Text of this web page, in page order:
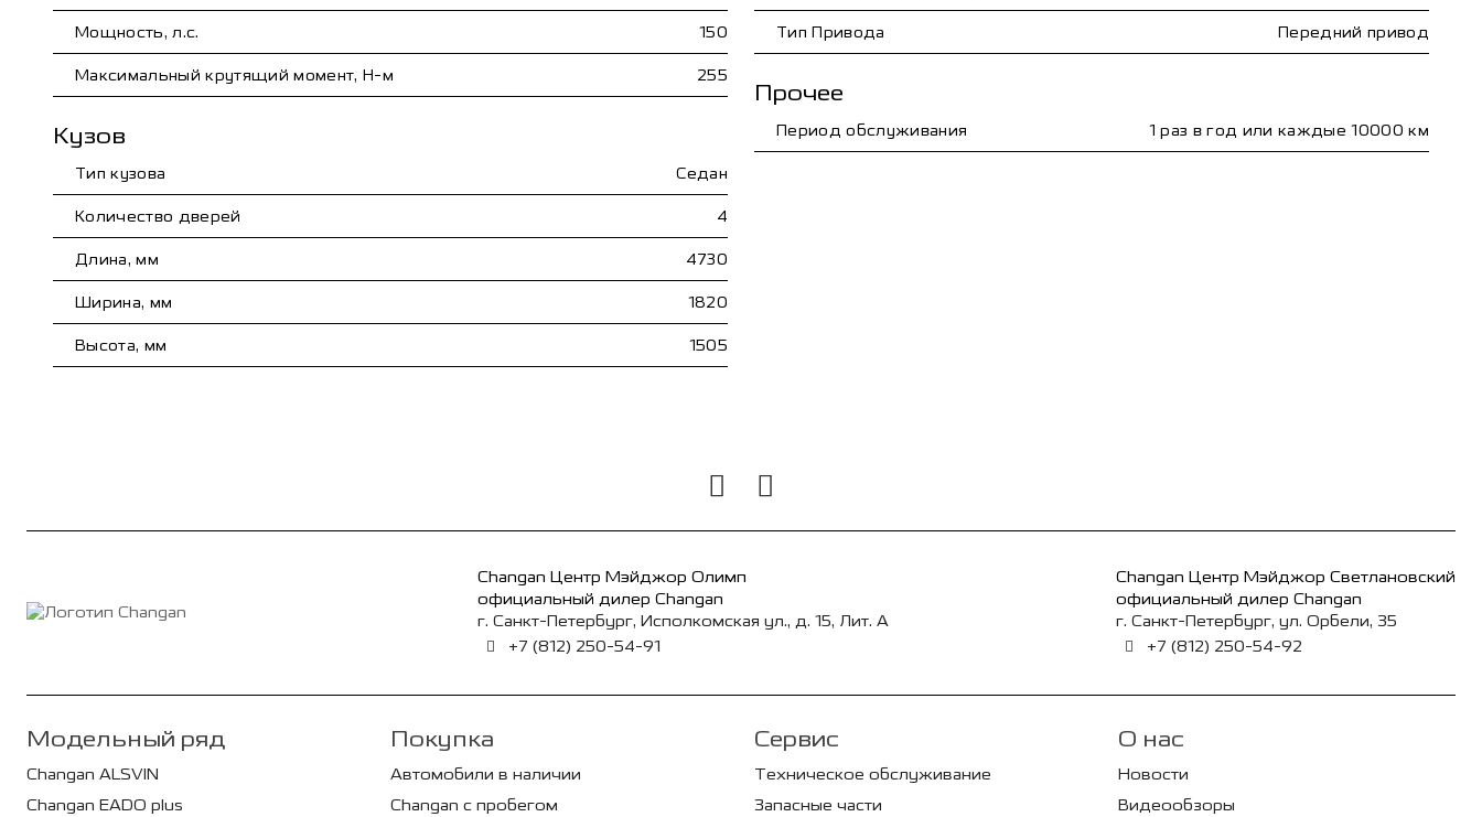
Мощность, л.с. 150
Максимальный крутящий момент, Н-м 255
Кузов
Тип кузова Седан
Количество дверей 4
Длина, мм 4730
Ширина, мм 1820
Высота, мм 1505
Тип Привода Передний привод
Прочее
Период обслуживания 1 раз в год или каждые 10000 км
Changan Центр Мэйджор Олимп
официальный дилер Changan
г. Санкт-Петербург, Исполкомская ул., д. 15, Лит. А
+7 (812) 250-54-91
Changan Центр Мэйджор Светлановский
официальный дилер Changan
г. Санкт-Петербург, ул. Орбели, 35
+7 (812) 250-54-92
Модельный ряд
Changan ALSVIN
Changan EADO plus
Покупка
Автомобили в наличии
Changan с пробегом
Сервис
Техническое обслуживание
Запасные части
О нас
Новости
Видеообзоры